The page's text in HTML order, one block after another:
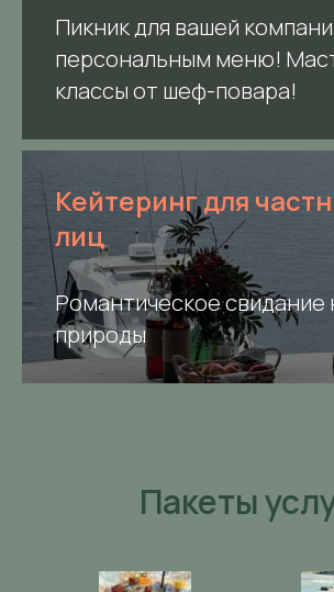
Пикник для вашей
персональным меню!
классы от шеф-повара!
Кейтеринг для
лиц
Романтическое свидание
природы
Пакеты